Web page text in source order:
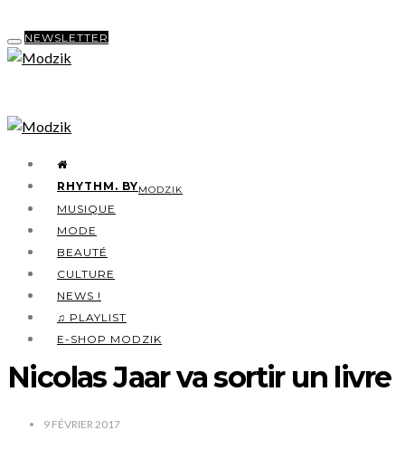
NEWSLETTER
RHYTHM. BYMODZIK
MUSIQUE
MODE
BEAUTÉ
CULTURE
NEWS !
♫ PLAYLIST
E-SHOP MODZIK
Nicolas Jaar va sortir un livre
9 FÉVRIER 2017